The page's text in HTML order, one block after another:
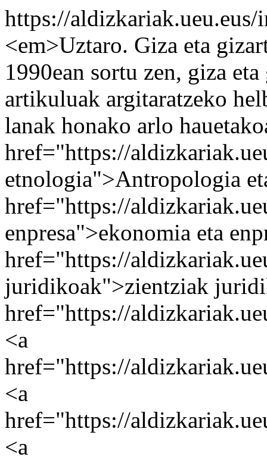
https://
<em>Uztaro. Giza eta
1990ean sortu zen, giza
artikuluak argitaratzeko
lanak honako arlo
href="https://
etnologia">Antropologia
href="https://
enpresa">ekonomia eta
href="https://
juridikoak">zientziak
href="https://
<a
href="https://
<a
href="https://
<a